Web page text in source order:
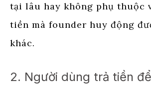
tại lâu hay không phụ thuộc
tiền mà founder huy động
khác.
2. Người dùng trả tiền